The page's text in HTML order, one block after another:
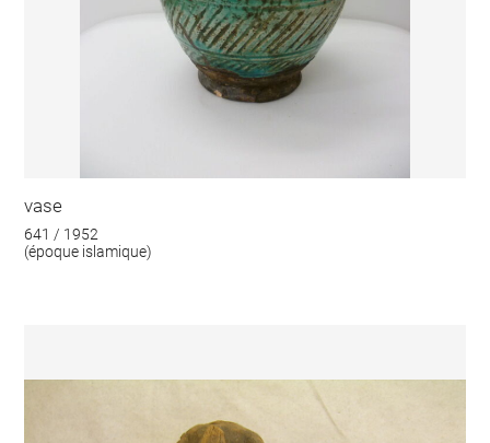
vase
641 / 1952
(époque islamique)